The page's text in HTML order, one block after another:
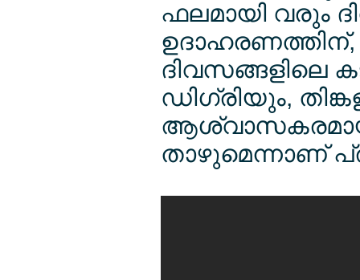
ഫലമായി വരും
ദിവസങ്ങളിലെ
ഡിഗ്രിയും,
താഴുമെന്നാണ്